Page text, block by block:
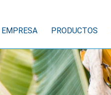
EMPRESA PRODUCTOS